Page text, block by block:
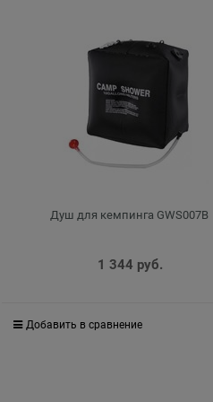
Душ для кемпинга GWS007B
1 344 руб.
Добавить в сравнение